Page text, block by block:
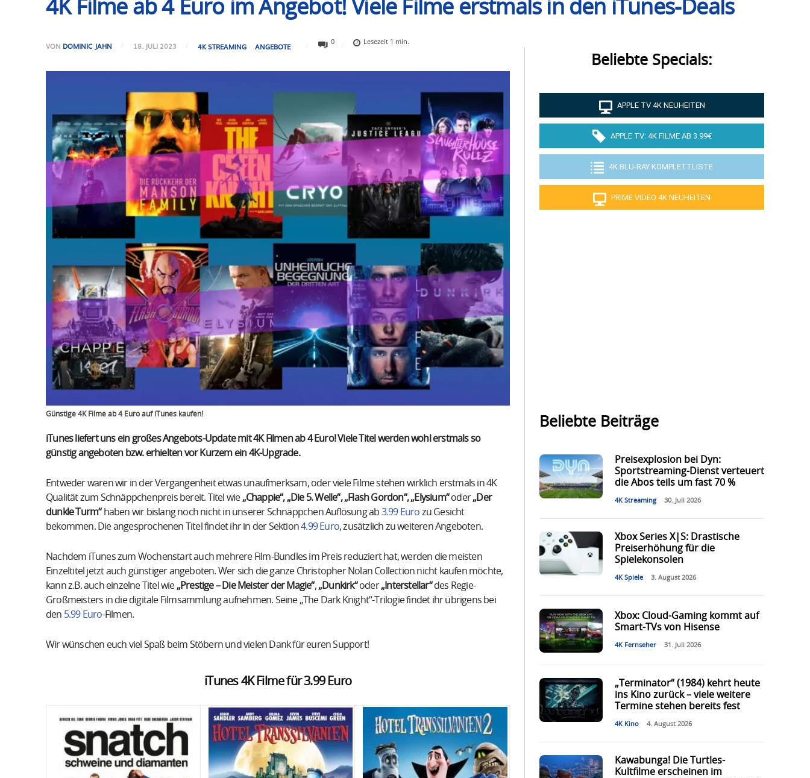
4K Filme ab 4 Euro im Angebot! Viele Filme erstmals in den iTunes-Deals
VON DOMINIC JAHN 18. JULI 2023 4K STREAMING ANGEBOTE
0 Lesezeit 1 min.
Günstige 4K Filme ab 4 Euro auf iTunes kaufen!
iTunes liefert uns ein großes Angebots-Update mit 4K Filmen ab 4 Euro! Viele Titel werden wohl erstmals so
günstig angeboten bzw. erhielten vor Kurzem ein 4K-Upgrade.
Entweder waren wir in der Vergangenheit etwas unaufmerksam, oder viele Filme stehen wirklich erstmals in 4K
Qualität zum Schnäppchenpreis bereit. Titel wie „Chappie“, „Die 5. Welle“, „Flash Gordon“, „Elysium“oder„Der
dunkle Turm“haben wir bislang noch nicht in unserer Schnäppchen Auflösung ab 3.99 Euro zu Gesicht
bekommen. Die angesprochenen Titel findet ihr in der Sektion4.99 Euro, zusätzlich zu weiteren Angeboten.
Nachdem iTunes zum Wochenstart auch mehrere Film-Bundles im Preis reduziert hat, werden die meisten
Einzeltitel jetzt auch günstiger angeboten. Wer sich die ganze Christopher Nolan Collection nicht kaufen möchte,
kann z.B. auch einzelne Titel wie „Prestige – Die Meister der Magie“, „Dunkirk“oder„Interstellar“des Regie-
Großmeisters in die digitale Filmsammlung aufnehmen. Seine „The Dark Knight“-Trilogie findet ihr übrigens bei
den 5.99 Euro-Filmen.
Wir wünschen euch viel Spaß beim Stöbern und vielen Dank für euren Support!
iTunes 4K Filme für 3.99 Euro​
Beliebte Specials:
APPLE TV 4K NEUHEITEN
APPLE TV: 4K FILME AB 3.99€
4K BLU-RAY KOMPLETTLISTE
PRIME VIDEO 4K NEUHEITEN
Beliebte Beiträge
Preisexplosion bei Dyn:
Sportstreaming-Dienst verteuert
die Abos teils um fast 70 %
4K Streaming 30. Juli 2026
Xbox Series X|S: Drastische
Preiserhöhung für die
Spielekonsolen
4K Spiele 3. August 2026
Xbox: Cloud-Gaming kommt auf
Smart-TVs von Hisense
4K Fernseher 31. Juli 2026
„Terminator“ (1984) kehrt heute
ins Kino zurück – viele weitere
Termine stehen bereits fest
4K Kino 4. August 2026
Kawabunga! Die Turtles-
Kultfilme erscheinen im